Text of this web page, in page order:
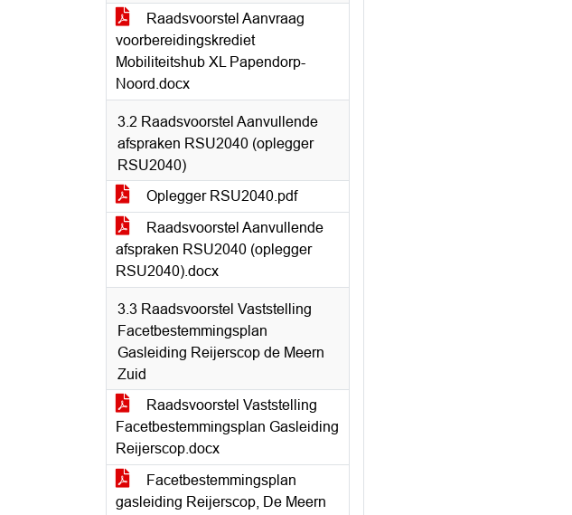
Raadsvoorstel Aanvraag
voorbereidingskrediet
Mobiliteitshub XL Papendorp-
Noord.docx
3.2 Raadsvoorstel Aanvullende
afspraken RSU2040 (oplegger
RSU2040)
Oplegger RSU2040.pdf
Raadsvoorstel Aanvullende
afspraken RSU2040 (oplegger
RSU2040).docx
3.3 Raadsvoorstel Vaststelling
Facetbestemmingsplan
Gasleiding Reijerscop de Meern
Zuid
Raadsvoorstel Vaststelling
Facetbestemmingsplan Gasleiding
Reijerscop.docx
Facetbestemmingsplan
gasleiding Reijerscop, De Meern